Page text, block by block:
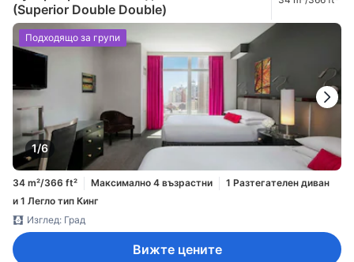
(Superior Double Double)
1/6
Подходящо за групи
34 m²/366 ft² Максимално 4 възрастни
1 Разтегателен диван
и 1 Легло тип Кинг
Изглед: Град
Вижте цените